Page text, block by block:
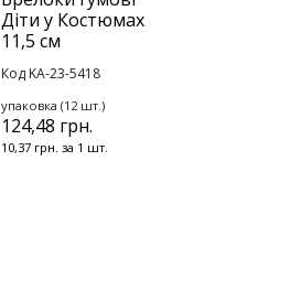
Діти у Костюмах
11,5 см
Код KA-23-5418
упаковка (12 шт.)
124,48 грн.
10,37 грн. за 1 шт.